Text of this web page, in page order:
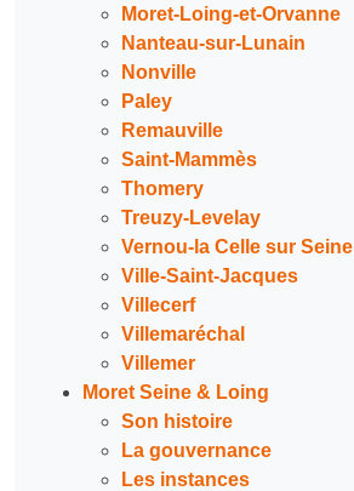
Moret-Loing-et-Orvanne
Nanteau-sur-Lunain
Nonville
Paley
Remauville
Saint-Mammès
Thomery
Treuzy-Levelay
Vernou-la Celle sur Seine
Ville-Saint-Jacques
Villecerf
Villemaréchal
Villemer
Moret Seine & Loing
Son histoire
La gouvernance
Les instances